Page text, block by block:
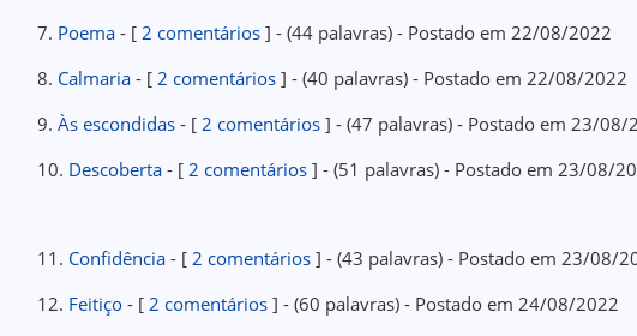
7. Poema - [2 comentários ] - (44 palavras) - Postado em 22/08/2022
8. Calmaria - [2 comentários ] - (40 palavras) - Postado em 22/08/2022
9.Às escondidas - [2 comentários ] - (47 palavras) - Postado em 23/08/
10. Descoberta - [2 comentários ] - (51 palavras) - Postado em 23/08/
11. Confidência - [2 comentários ] - (43 palavras) - Postado em 23/08/
12. Feitiço - [2 comentários ] - (60 palavras) - Postado em 24/08/2022